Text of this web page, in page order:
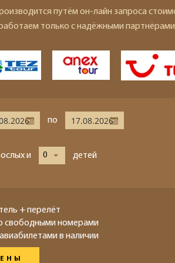
путём он-лайн запроса
только с надёжными
по
и 0 детей
+ перелёт
свободными номерами
в наличии